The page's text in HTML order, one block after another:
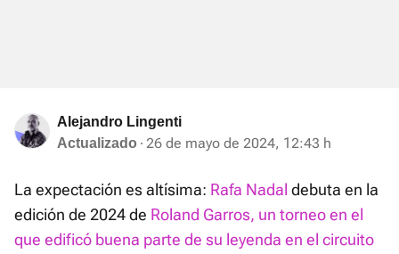
Alejandro Lingenti
Actualizado
26 de mayo de 2024, 12:43 h
La expectación es altísima: Rafa Nadal debuta en la
edición de 2024 de Roland Garros, un torneo en el
que edificó buena parte de su leyenda en el circuito